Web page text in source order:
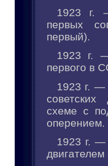
1923 г.
первых
первый).
1923 г.
первого в
1923 г. —
схеме с
оперением.
1923 г. —